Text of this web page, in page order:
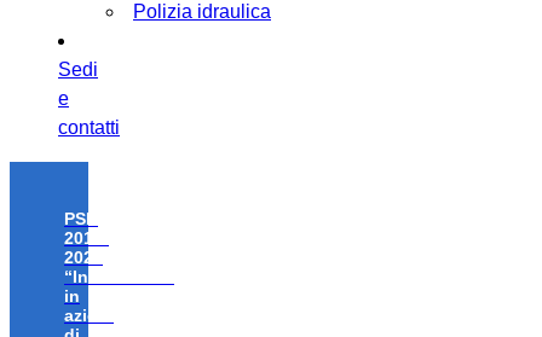
Polizia idraulica
Sedi
e
contatti
PSR
2014-
2020
“Investimenti
in
azioni